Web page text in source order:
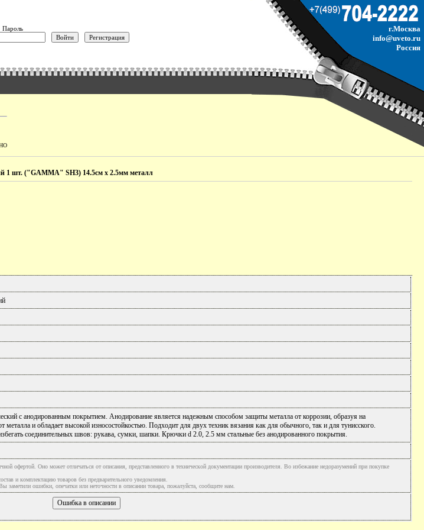
Пароль
г.Москва
info@uveto.ru
Россия
1 шт. ("GAMMA" SH3) 14.5см х 2.5мм металл
с анодированным покрытием. Анодирование является надежным способом защиты металла от коррозии, образуя на
металла и обладает высокой износостойкостью. Подходит для двух техник вязания как для обычного, так и для тунисского.
соединительных швов: рукава, сумки, шапки. Крючки d 2.0, 2.5 мм стальные без анодированного покрытия.
офертой. Оно может отличаться от описания, представленного в технической документации производителя. Во избежание недоразумений при покупке
и комплектацию товаров без предварительного уведомления.
ошибки, опечатки или неточности в описании товара, пожалуйста, сообщите нам.